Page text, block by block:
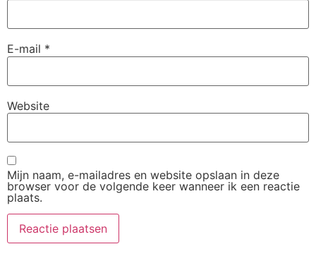
E-mail *
Website
Mijn naam, e-mailadres en website opslaan in deze
browser voor de volgende keer wanneer ik een reactie
plaats.